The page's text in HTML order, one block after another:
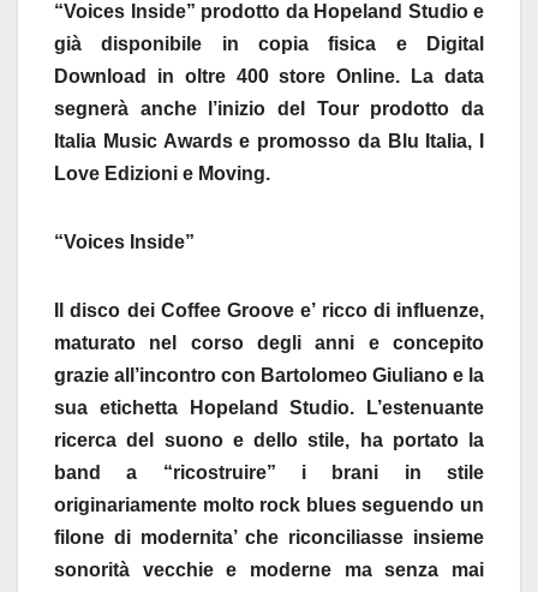
“Voices Inside” prodotto da Hopeland Studio e
già disponibile in copia fisica e Digital
Download in oltre 400 store Online. La data
segnerà anche l’inizio del Tour prodotto da
Italia Music Awards e promosso da Blu Italia, I
Love Edizioni e Moving.
“Voices Inside”
Il disco dei Coffee Groove e’ ricco di influenze,
maturato nel corso degli anni e concepito
grazie all’incontro con Bartolomeo Giuliano e la
sua etichetta Hopeland Studio. L’estenuante
ricerca del suono e dello stile, ha portato la
band a “ricostruire” i brani in stile
originariamente molto rock blues seguendo un
filone di modernita’ che riconciliasse insieme
sonorità vecchie e moderne ma senza mai